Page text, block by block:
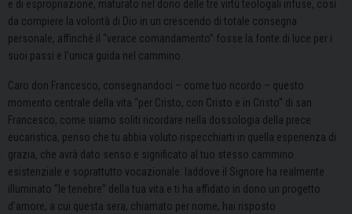
e di espropriazione, maturato nel dono delle tre virtù teologali infuse, così
da compiere la volontà di Dio in un crescendo di totale consegna
personale, affinché il “verace comandamento” fosse la fonte di luce per i
suoi passi e l’unica guida nel cammino.
Caro don Francesco, consegnandoci – come tuo ricordo – questo
momento centrale della vita “per Cristo, con Cristo e in Cristo” di san
Francesco, come siamo soliti ricordare nella dossologia della prece
eucaristica, penso che tu abbia voluto rispecchiarti in quella esperienza di
grazia, che avrà dato senso e significato al tuo stesso cammino
esistenziale e soprattutto vocazionale: laddove il Signore ha realmente
illuminato “le tenebre” della tua vita e ti ha affidato in dono un progetto
d’amore, a cui questa sera, chiamato per nome, hai risposto